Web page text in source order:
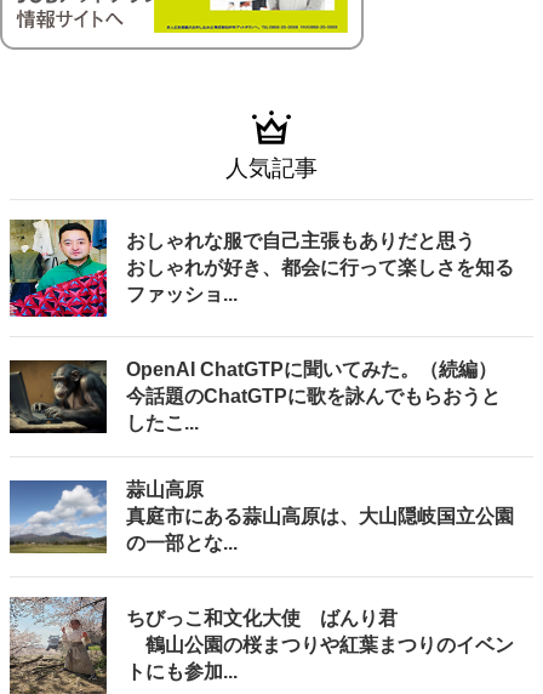
人気記事
おしゃれな服で自己主張もありだと思う
おしゃれが好き、都会に行って楽しさを知る
ファッショ...
OpenAI ChatGTPに聞いてみた。（続編）
今話題のChatGTPに歌を詠んでもらおうと
したこ...
蒜山高原
真庭市にある蒜山高原は、大山隠岐国立公園
の一部とな...
ちびっこ和文化大使 ばんり君
鶴山公園の桜まつりや紅葉まつりのイベン
トにも参加...